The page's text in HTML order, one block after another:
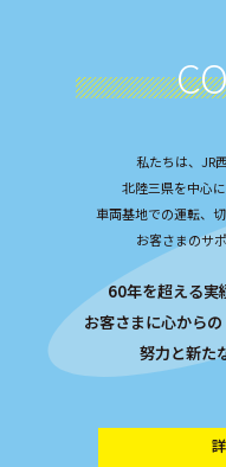
私たちは、JR
北陸三県を中心
車両基地での運転、
お客さまのサ
60年を超える実
お客さまに心から
努力と新た